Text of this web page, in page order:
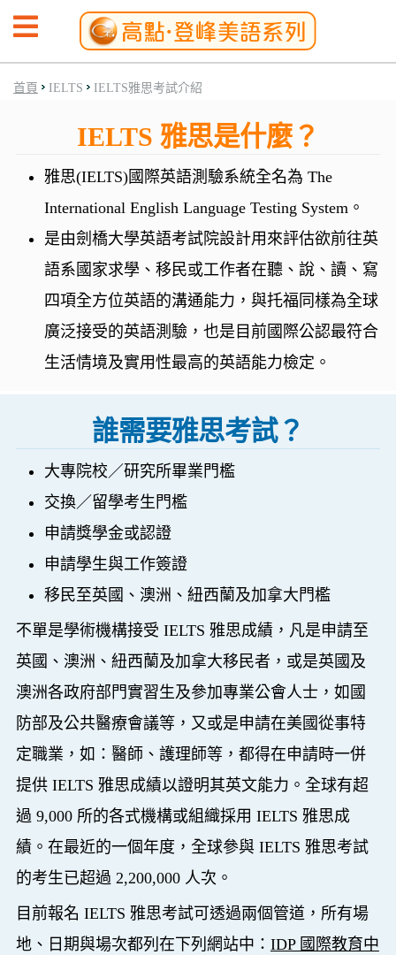
首頁 IELTS IELTS雅思考試介紹
IELTS 雅思是什麼？
雅思(IELTS)國際英語測驗系統全名為 The
International English Language Testing System。
是由劍橋大學英語考試院設計用來評估欲前往英
語系國家求學、移民或工作者在聽、說、讀、寫
四項全方位英語的溝通能力，與托福同樣為全球
廣泛接受的英語測驗，也是目前國際公認最符合
生活情境及實用性最高的英語能力檢定。
誰需要雅思考試？
大專院校／研究所畢業門檻
交換／留學考生門檻
申請獎學金或認證
申請學生與工作簽證
移民至英國、澳洲、紐西蘭及加拿大門檻
不單是學術機構接受 IELTS 雅思成績，凡是申請至
英國、澳洲、紐西蘭及加拿大移民者，或是英國及
澳洲各政府部門實習生及參加專業公會人士，如國
防部及公共醫療會議等，又或是申請在美國從事特
定職業，如：醫師、護理師等，都得在申請時一併
提供 IELTS 雅思成績以證明其英文能力。全球有超
過 9,000 所的各式機構或組織採用 IELTS 雅思成
績。在最近的一個年度，全球參與 IELTS 雅思考試
的考生已超過 2,200,000 人次。
目前報名 IELTS 雅思考試可透過兩個管道，所有場
地、日期與場次都列在下列網站中： IDP 國際教育中